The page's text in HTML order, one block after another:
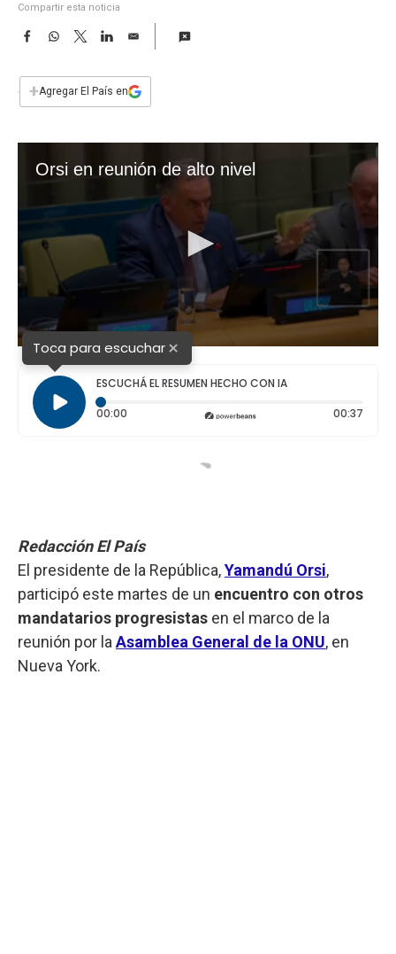
Compartir esta noticia
F
e
b
W
s
T
w
t
L
E
i
l
+Agregar El País en
Toca para escuchar×
ESCUCHÁ EL RESUMEN HECHO CON IA
00:00 Tiempo transcurrido: 0 segundos 00:37
Redacción El País
El presidente de la República,Yamandú Orsi,
participó este martes de un encuentro con otros
mandatarios progresistas en el marco de la
reunión por la Asamblea General de la ONU, en
Nueva York.